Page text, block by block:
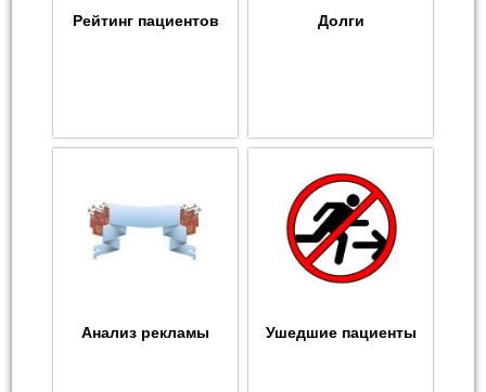
Рейтинг пациентов Долги
Анализ рекламы Ушедшие пациенты